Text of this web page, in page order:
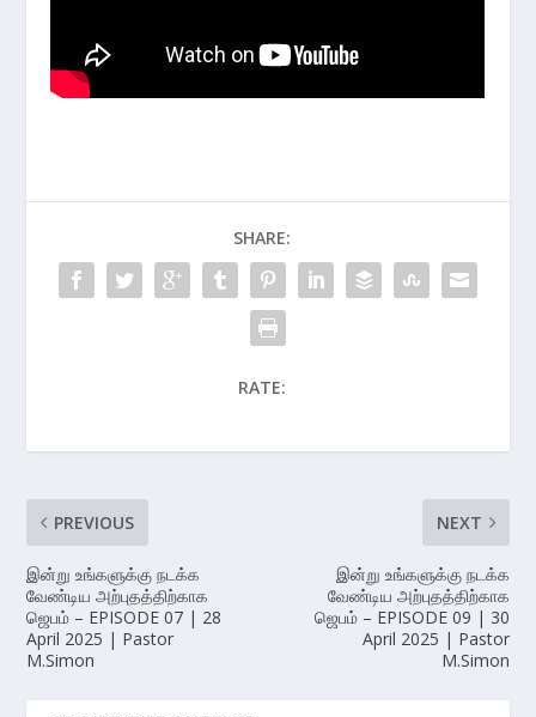
SHARE:
RATE:
PREVIOUS
இன்று உங்களுக்கு நடக்க
வேண்டிய அற்புதத்திற்காக
ஜெபம் – EPISODE 07 | 28
April 2025 | Pastor
M.Simon
NEXT
இன்று உங்களுக்கு நடக்க
வேண்டிய அற்புதத்திற்காக
ஜெபம் – EPISODE 09 | 30
April 2025 | Pastor
M.Simon